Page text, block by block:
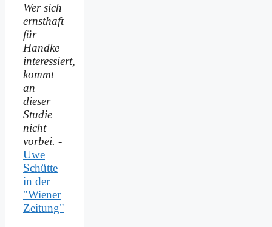
Wer sich
ernsthaft
für
Handke
interessiert,
kommt
an
dieser
Studie
nicht
vorbei. -
Uwe
Schütte
in der
"Wiener
Zeitung"